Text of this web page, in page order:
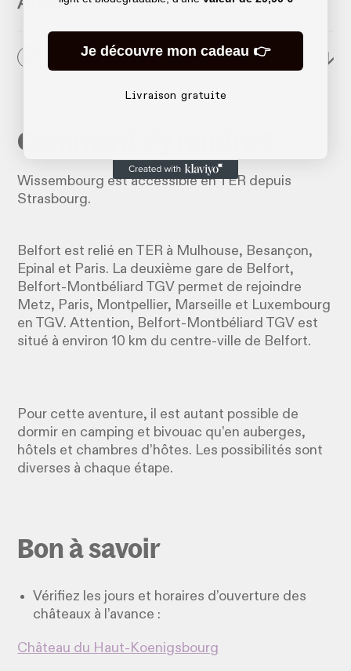
Jour 6 : Saint-Amarin → Belfort ↓
Comment s'y rendre ?
Wissembourg est accessible en TER depuis
Strasbourg.
Belfort est relié en TER à Mulhouse, Besançon,
Epinal et Paris. La deuxième gare de Belfort,
Belfort-Montbéliard TGV permet de rejoindre
Metz, Paris, Montpellier, Marseille et Luxembourg
en TGV. Attention, Belfort-Montbéliard TGV est
situé à environ 10 km du centre-ville de Belfort.
Pour cette aventure, il est autant possible de
dormir en camping et bivouac qu’en auberges,
hôtels et chambres d’hôtes. Les possibilités sont
diverses à chaque étape.
Bon à savoir
Vérifiez les jours et horaires d’ouverture des
châteaux à l’avance :
Château du Haut-Koenigsbourg
Je découvre mon cadeau 👉
Livraison gratuite